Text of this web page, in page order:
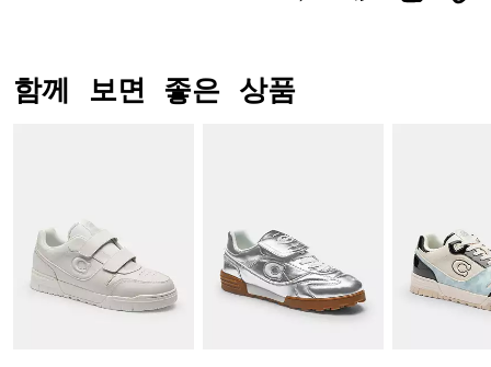
함께 보면 좋은 상품